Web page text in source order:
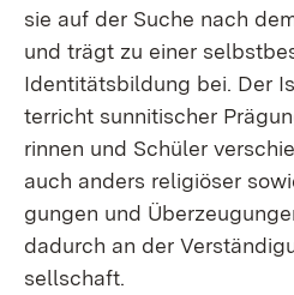
sie auf der Su­che nach
und trägt zu ei­ner
Iden­ti­täts­bil­dung bei. Der
ter­richt sun­ni­ti­scher
rin­nen und Schü­ler
auch an­ders re­li­giö­ser
gun­gen und
da­durch an der
sell­schaft.